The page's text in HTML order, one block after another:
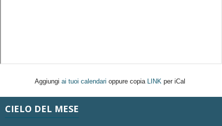
Aggiungi ai tuoi calendari oppure copia LINK per iCal
CIELO DEL MESE